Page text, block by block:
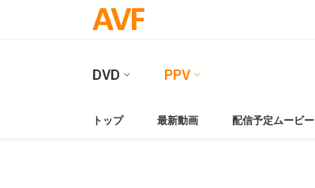
DVD PPV
トップ 最新動画 配信予定ムービー